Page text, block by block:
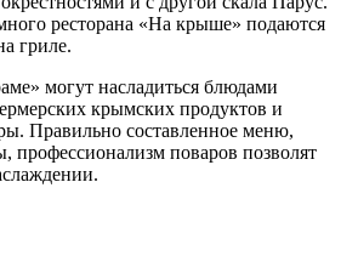
ресторана «На крыше» подаются
гриле.
могут насладиться блюдами
крымских продуктов и
Правильно составленное меню,
профессионализм поваров позволят